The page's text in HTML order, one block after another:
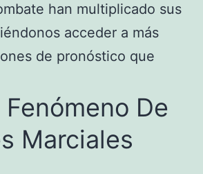
han multiplicado sus
acceder a más
de pronóstico que
Fenómeno De
Marciales